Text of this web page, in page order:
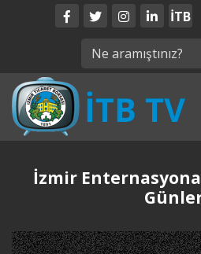
İTB
İzmir